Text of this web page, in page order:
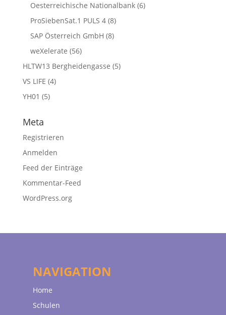
Oesterreichische Nationalbank(6)
ProSiebenSat.1 PULS 4(8)
SAP Österreich GmbH (8)
weXelerate (56)
HLTW13 Bergheidengasse (5)
VS LIFE (4)
YH01 (5)
Meta
Registrieren
Anmelden
Feed der Einträge
Kommentar-Feed
WordPress.org
NAVIGATION
Home
Schulen